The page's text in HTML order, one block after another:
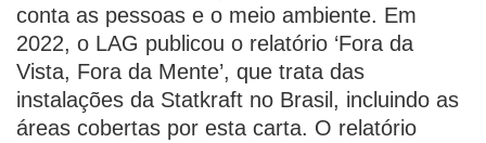
conta as pessoas e o meio ambiente. Em
2022, o LAG publicou o relatório ‘Fora da
Vista, Fora da Mente’, que trata das
instalações da Statkraft no Brasil, incluindo as
áreas cobertas por esta carta. O relatório